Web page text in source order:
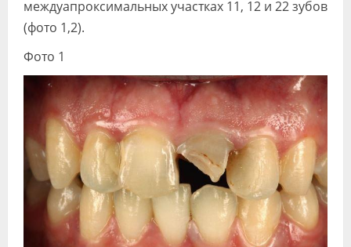
Блоги
Лаборатории
междуапроксимальных участках 11, 12 и 22 зубов
(фото 1,2).
Фото 1